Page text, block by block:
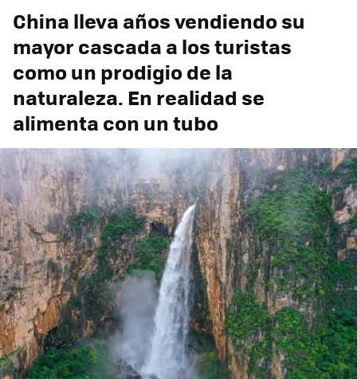
China lleva años vendiendo su
mayor cascada a los turistas
como un prodigio de la
naturaleza. En realidad se
alimenta con un tubo